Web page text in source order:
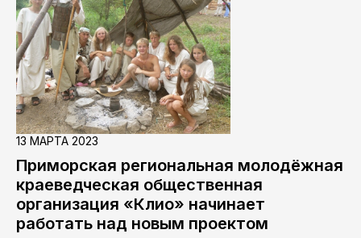
13 МАРТА 2023
Приморская региональная молодёжная
краеведческая общественная
организация «Клио» начинает
работать над новым проектом